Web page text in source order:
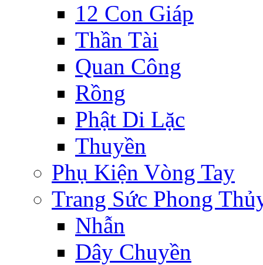
12 Con Giáp
Thần Tài
Quan Công
Rồng
Phật Di Lặc
Thuyền
Phụ Kiện Vòng Tay
Trang Sức Phong
Nhẫn
Dây Chuyền